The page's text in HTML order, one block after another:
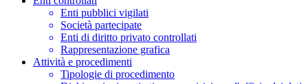
Enti pubblici vigilati
Società partecipate
Enti di diritto privato controllati
Rappresentazione grafica
Attività e procedimenti
Tipologie di procedimento